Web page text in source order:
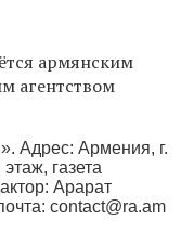
армянским
агентством
Адрес: Армения, г.
газета
Арарат
contact@ra.am